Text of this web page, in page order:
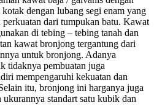
dengan lubang segi enam yang
perkuatan dari tumpukan batu. Kawat
di tebing – tebing tanah dan
kawat bronjong tergantung dari
untuk bronjong. Adanya
tidaknya pembuatan juga
mempengaruhi kekuatan dan
itu, bronjong ini harganya juga
standart satu kubik dan